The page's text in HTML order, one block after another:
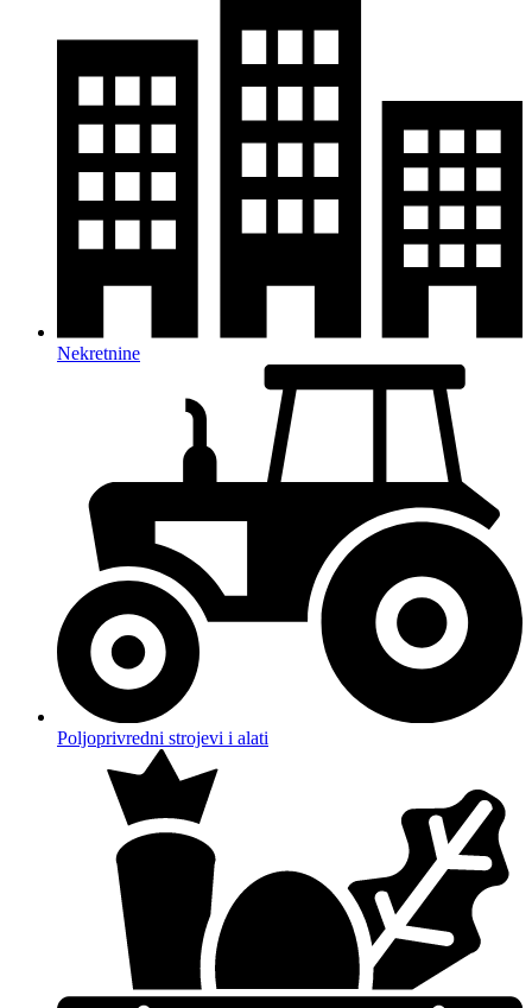
Nekretnine
Poljoprivredni strojevi i alati